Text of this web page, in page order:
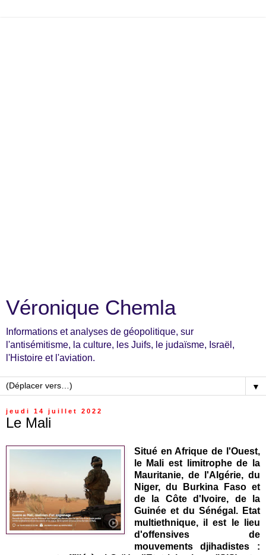
Véronique Chemla
Informations et analyses de géopolitique, sur
l'antisémitisme, la culture, les Juifs, le judaïsme, Israël,
l'Histoire et l'aviation.
▼
jeudi 14 juillet 2022
Le Mali
Situé en Afrique de l'Ouest,
le Mali est limitrophe de la
Mauritanie, de l'Algérie, du
Niger, du Burkina Faso et
de la Côte d'Ivoire, de la
Guinée et du Sénégal. Etat
multiethnique, il est le lieu
d'offensives de
mouvements djihadistes :